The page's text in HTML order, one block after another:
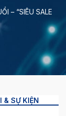
– “SIÊU SALE
& SỰ KIỆN